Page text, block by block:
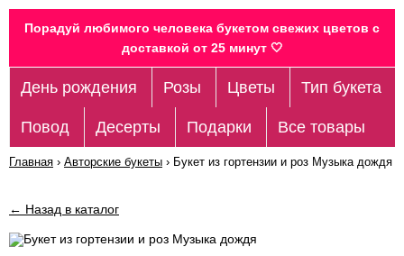
Порадуй любимого человека букетом свежих цветов c
доставкой от 25 минут 🤍
День рождения Розы Цветы Тип букета
Повод Десерты Подарки Все товары
Главная › Авторские букеты › Букет из гортензии и роз Музыка дождя
← Назад в каталог